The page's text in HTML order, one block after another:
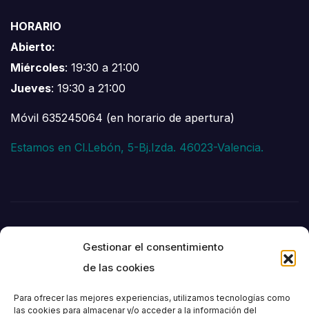
Gestionar el consentimiento
de las cookies
Para ofrecer las mejores experiencias, utilizamos tecnologías como
las cookies para almacenar y/o acceder a la información del
HORARIO
Abierto:
Miércoles: 19:30 a 21:00
Jueves: 19:30 a 21:00
Móvil 635245064 (en horario de apertura)
Estamos en Cl.Lebón, 5-Bj.Izda. 46023-Valencia.